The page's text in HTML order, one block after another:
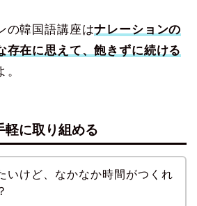
の韓国語講座はナレーションの
存在に思えて、飽きずに続ける
。
軽に取り組める
いけど、なかなか時間がつくれ